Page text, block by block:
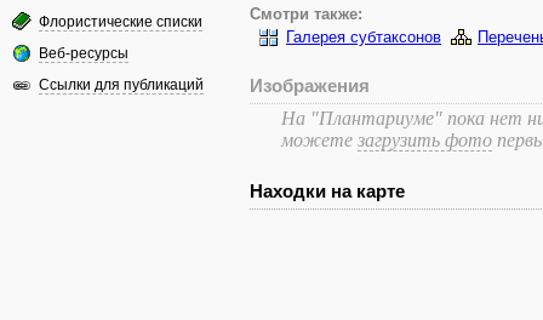
Флористические списки
Веб-ресурсы
Ссылки для публикаций
Смотри также:
Галерея субтаксонов
Изображения
На "Плантариуме" пока нет
можете загрузить фото
Находки на карте